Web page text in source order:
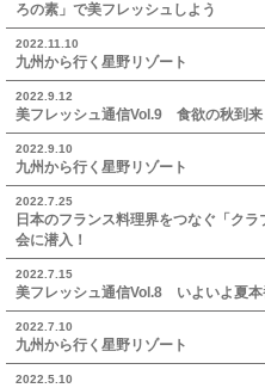
ろの素」で美フレッシュしよう
2022.11.10
九州から行く星野リゾート
2022.9.12
美フレッシュ通信Vol.9 食欲の秋到
2022.9.10
九州から行く星野リゾート
2022.7.25
日本のフランス料理界をつなぐ「ク
会に潜入！
2022.7.15
美フレッシュ通信Vol.8 いよいよ夏本
2022.7.10
九州から行く星野リゾート
2022.5.10